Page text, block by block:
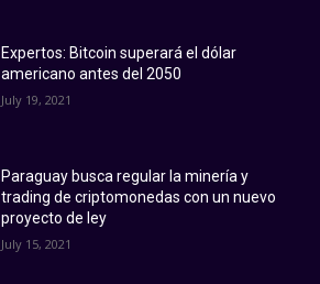
Expertos: Bitcoin superará el dólar
americano antes del 2050
July 19, 2021
Paraguay busca regular la minería y
trading de criptomonedas con un nuevo
proyecto de ley
July 15, 2021